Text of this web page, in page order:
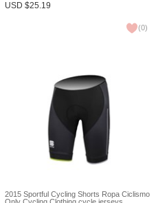
USD $25.19
(0)
2015 Sportful Cycling Shorts Ropa Ciclismo